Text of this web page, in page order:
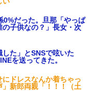
0%だった。旦那「やっぱ
子供なの？」長女・次
した」とSNSで呟いた
を送ってきた。
にドレスなんか着ちゃっ
新郎両親「！！！（土